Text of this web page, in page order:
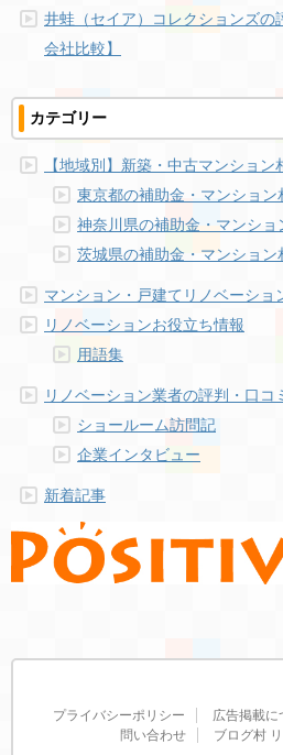
井蛙（セイア）コレクションズの
会社比較】
カテゴリー
【地域別】新築・中古マンション
東京都の補助金・マンション
神奈川県の補助金・マンショ
茨城県の補助金・マンション
マンション・戸建てリノベーショ
リノベーションお役立ち情報
用語集
リノベーション業者の評判・口コ
ショールーム訪問記
企業インタビュー
新着記事
プライバシーポリシー 広告掲載に
問い合わせ
ブログ村